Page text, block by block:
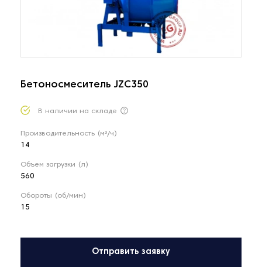
Бетоносмеситель JZC350
В наличии на складе
Производительность (м³/ч)
14
Объем загрузки (л)
560
Обороты (об/мин)
15
Отправить заявку